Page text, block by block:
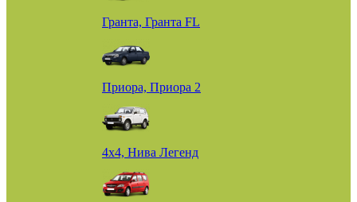
Гранта, Гранта FL
Приора, Приора 2
4х4, Нива Легенд